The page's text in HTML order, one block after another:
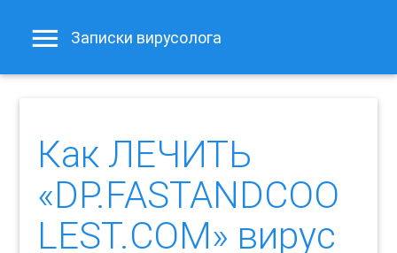
Записки вирусолога
Как ЛЕЧИТЬ
«DP.FASTANDCOO
LEST.COM» вирус